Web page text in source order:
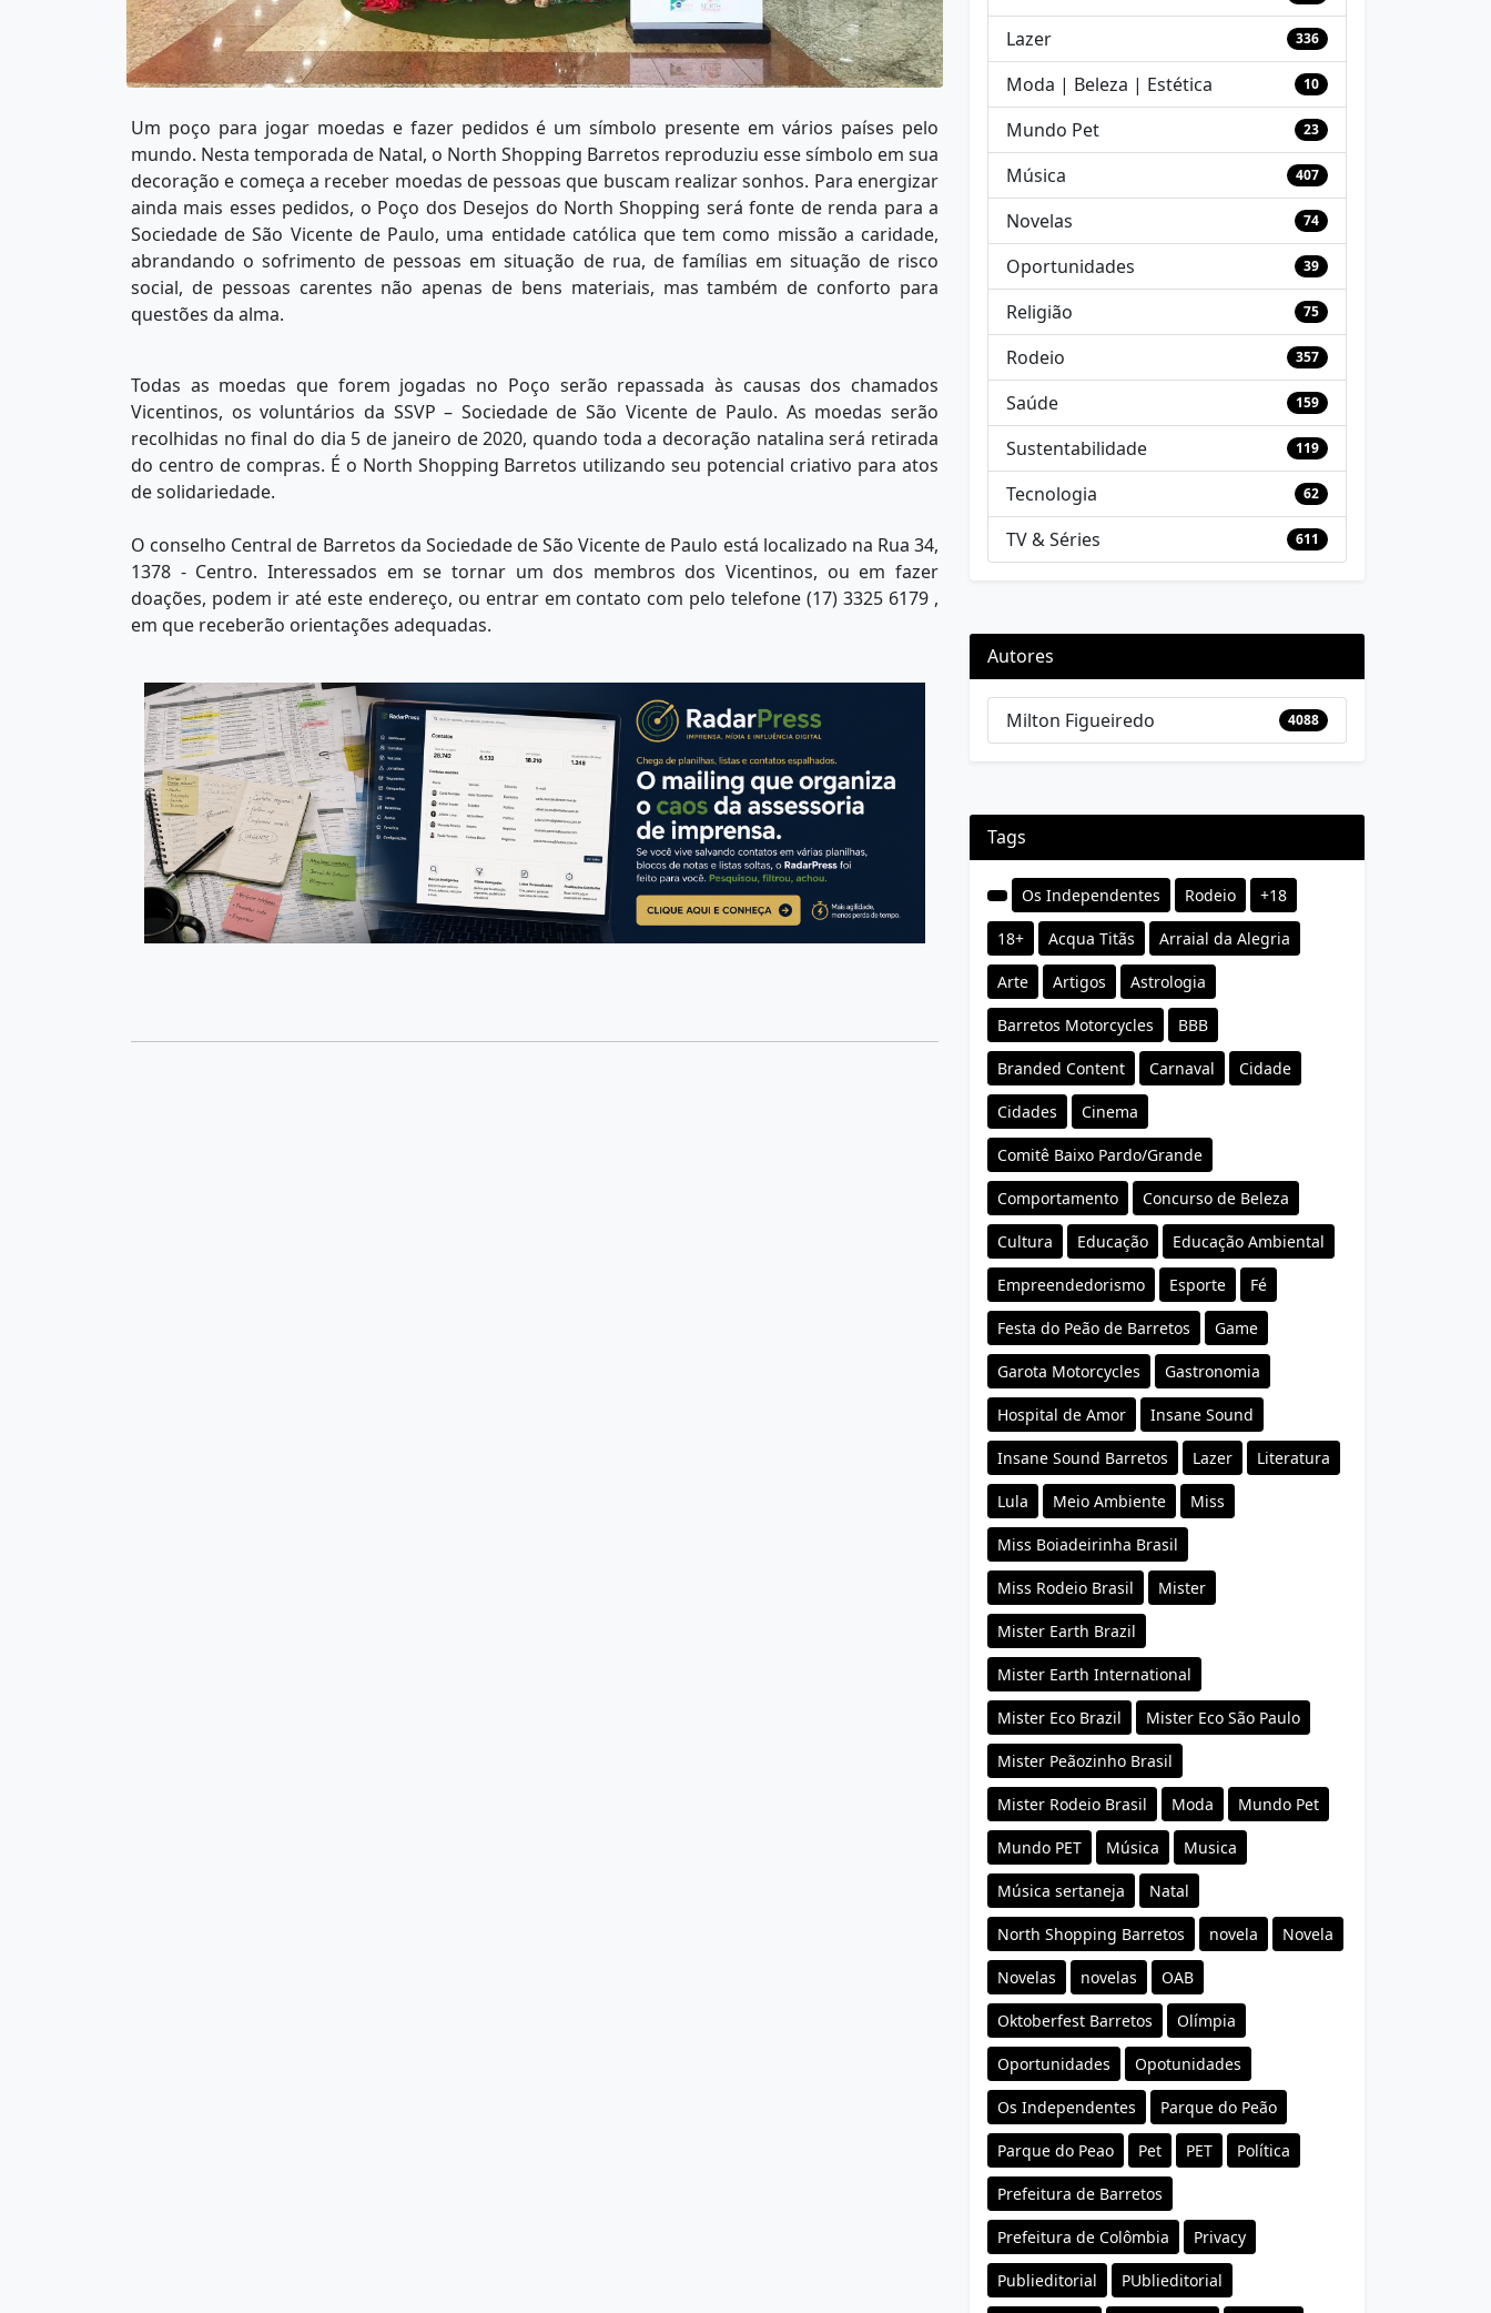
Um poço para jogar moedas e fazer pedidos é um símbolo presente em vários países pelo
mundo. Nesta temporada de Natal, o North Shopping Barretos reproduziu esse símbolo em sua
decoração e começa a receber moedas de pessoas que buscam realizar sonhos. Para energizar
ainda mais esses pedidos, o Poço dos Desejos do North Shopping será fonte de renda para a
Sociedade de São Vicente de Paulo, uma entidade católica que tem como missão a caridade,
abrandando o sofrimento de pessoas em situação de rua, de famílias em situação de risco
social, de pessoas carentes não apenas de bens materiais, mas também de conforto para
questões da alma.
Todas as moedas que forem jogadas no Poço serão repassada às causas dos chamados
Vicentinos, os voluntários da SSVP – Sociedade de São Vicente de Paulo. As moedas serão
recolhidas no final do dia 5 de janeiro de 2020, quando toda a decoração natalina será retirada
do centro de compras. É o North Shopping Barretos utilizando seu potencial criativo para atos
de solidariedade.
O conselho Central de Barretos da Sociedade de São Vicente de Paulo está localizado na Rua 34,
1378 - Centro. Interessados em se tornar um dos membros dos Vicentinos, ou em fazer
doações, podem ir até este endereço, ou entrar em contato com pelo telefone (17) 3325 6179 ,
em que receberão orientações adequadas.
Lazer 336
Moda | Beleza | Estética 10
Mundo Pet 23
Música 407
Novelas 74
Oportunidades 39
Religião 75
Rodeio 357
Saúde 159
Sustentabilidade 119
Tecnologia 62
TV & Séries 611
Autores
Milton Figueiredo 4088
Tags
Os Independentes Rodeio +18
18+ Acqua Titãs Arraial da Alegria
Arte Artigos Astrologia
Barretos Motorcycles BBB
Branded Content Carnaval Cidade
Cidades Cinema
Comitê Baixo Pardo/Grande
Comportamento Concurso de Beleza
Cultura Educação Educação Ambiental
Empreendedorismo Esporte Fé
Festa do Peão de Barretos Game
Garota Motorcycles Gastronomia
Hospital de Amor Insane Sound
Insane Sound Barretos Lazer Literatura
Lula Meio Ambiente Miss
Miss Boiadeirinha Brasil
Miss Rodeio Brasil Mister
Mister Earth Brazil
Mister Earth International
Mister Eco Brazil Mister Eco São Paulo
Mister Peãozinho Brasil
Mister Rodeio Brasil Moda Mundo Pet
Mundo PET Música Musica
Música sertaneja Natal
North Shopping Barretos novela Novela
Novelas novelas OAB
Oktoberfest Barretos Olímpia
Oportunidades Opotunidades
Os Independentes Parque do Peão
Parque do Peao Pet PET Política
Prefeitura de Barretos
Prefeitura de Colômbia Privacy
Publieditorial PUblieditorial